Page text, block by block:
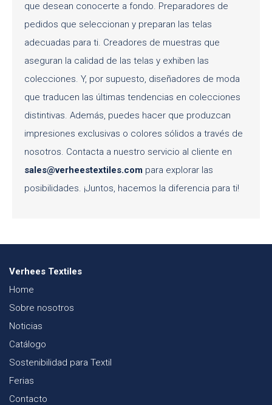
que desean conocerte a fondo. Preparadores de
pedidos que seleccionan y preparan las telas
adecuadas para ti. Creadores de muestras que
aseguran la calidad de las telas y exhiben las
colecciones. Y, por supuesto, diseñadores de moda
que traducen las últimas tendencias en colecciones
distintivas. Además, puedes hacer que produzcan
impresiones exclusivas o colores sólidos a través de
nosotros. Contacta a nuestro servicio al cliente en
sales@verheestextiles.com para explorar las
posibilidades. ¡Juntos, hacemos la diferencia para ti!
Verhees Textiles
Home
Sobre nosotros
Noticias
Catálogo
Sostenibilidad para Textil
Ferias
Contacto